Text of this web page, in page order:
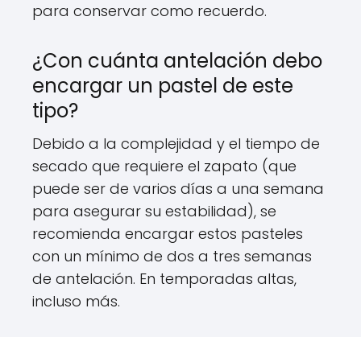
para conservar como recuerdo.
¿Con cuánta antelación debo
encargar un pastel de este
tipo?
Debido a la complejidad y el tiempo de
secado que requiere el zapato (que
puede ser de varios días a una semana
para asegurar su estabilidad), se
recomienda encargar estos pasteles
con un mínimo de dos a tres semanas
de antelación. En temporadas altas,
incluso más.